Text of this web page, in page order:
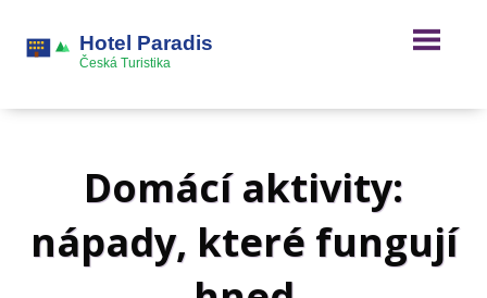
Domácí aktivity:
nápady, které fungují